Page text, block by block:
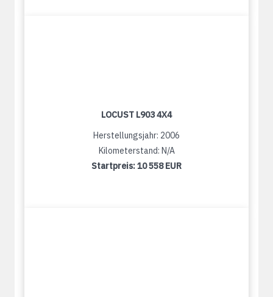
LOCUST L903 4X4
Herstellungsjahr: 2006
Kilometerstand: N/A
Startpreis:10 558 EUR